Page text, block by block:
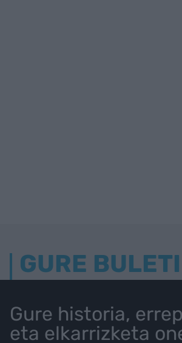
GURE
Gure historia,
eta elkarrizketa